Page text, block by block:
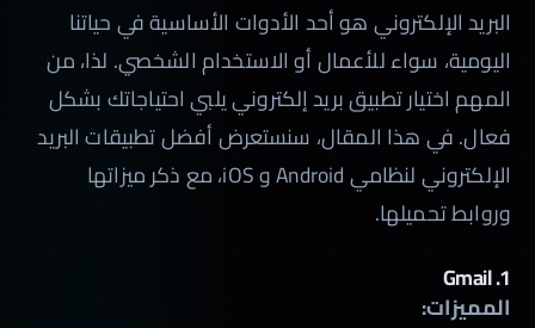
البريد الإلكتروني هو أحد الأدوات الأساسية في حياتنا
اليومية، سواء للأعمال أو الاستخدام الشخصي. لذا، من
المهم اختيار تطبيق بريد إلكتروني يلبي احتياجاتك بشكل
فعال. في هذا المقال، سنستعرض أفضل تطبيقات البريد
الإلكتروني لنظامي Android و iOS، مع ذكر ميزاتها
وروابط تحميلها.
1.
Gmail
المميزات: